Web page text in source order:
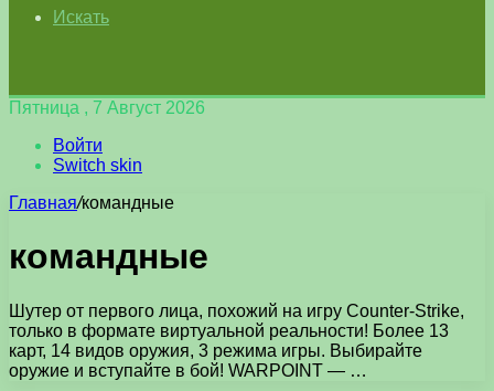
Искать
Пятница , 7 Август 2026
Войти
Switch skin
Главная/командные
командные
Шутер от первого лица, похожий на игру Counter-Strike,
только в формате виртуальной реальности! Более 13
карт, 14 видов оружия, 3 режима игры. Выбирайте
оружие и вступайте в бой! WARPOINT — …